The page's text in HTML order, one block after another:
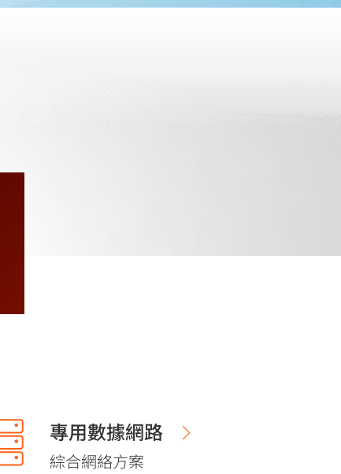
專用數據網路
綜合網絡方案